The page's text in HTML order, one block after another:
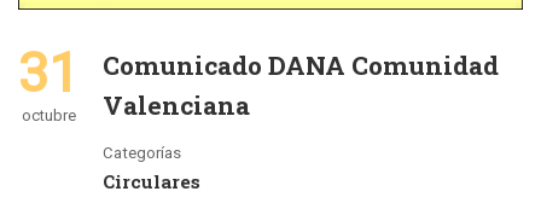
31
octubre
Comunicado DANA Comunidad
Valenciana
Categorías
Circulares